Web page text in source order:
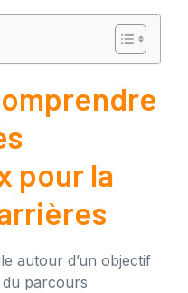
pour la
autour d’un objectif
du parcours